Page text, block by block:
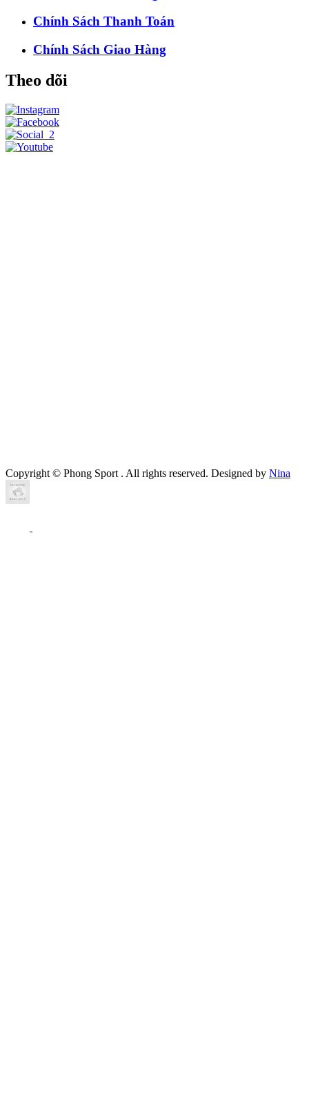
Chính Sách Thanh Toán
Chính Sách Giao Hàng
Theo dõi
Copyright © Phong Sport . All rights reserved. Designed by Nina